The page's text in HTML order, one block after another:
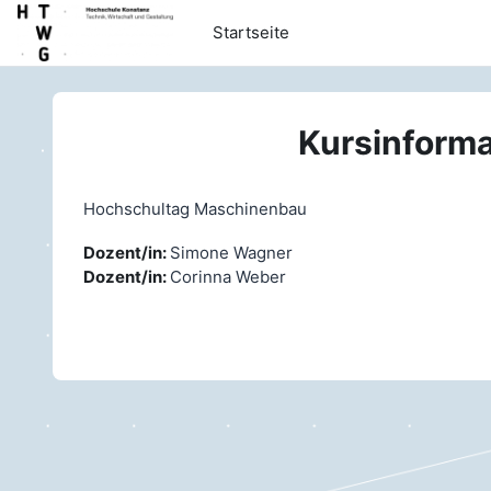
Zum Hauptinhalt
Startseite
Hochschultag Maschinenbau
Dozent/in: Simone Wagner
Dozent/in: Corinna Weber